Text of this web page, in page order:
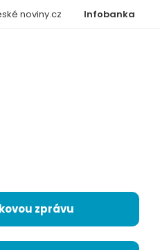
Infobanka
noviny.cz
zprávu